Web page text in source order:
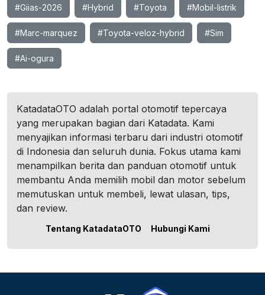
#Giias-2026 #Hybrid #Toyota #Mobil-listrik
#Marc-marquez #Toyota-veloz-hybrid #Sim
#Ai-ogura
KatadataOTO adalah portal otomotif tepercaya
yang merupakan bagian dari Katadata. Kami
menyajikan informasi terbaru dari industri otomotif
di Indonesia dan seluruh dunia. Fokus utama kami
menampilkan berita dan panduan otomotif untuk
membantu Anda memilih mobil dan motor sebelum
memutuskan untuk membeli, lewat ulasan, tips,
dan review.
Tentang KatadataOTO Hubungi Kami